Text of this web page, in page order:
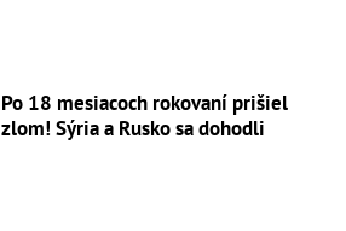
Po 18 mesiacoch rokovaní prišiel
zlom! Sýria a Rusko sa dohodli